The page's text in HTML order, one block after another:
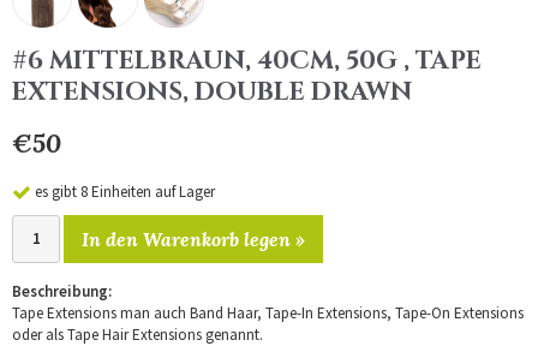
#6 MITTELBRAUN, 40CM, 50G , TAPE
EXTENSIONS, DOUBLE DRAWN
€50
es gibt 8 Einheiten auf Lager
In den Warenkorb legen »
Beschreibung:
Tape Extensions man auch Band Haar, Tape-In Extensions, Tape-On Extensions
oder als Tape Hair Extensions genannt.